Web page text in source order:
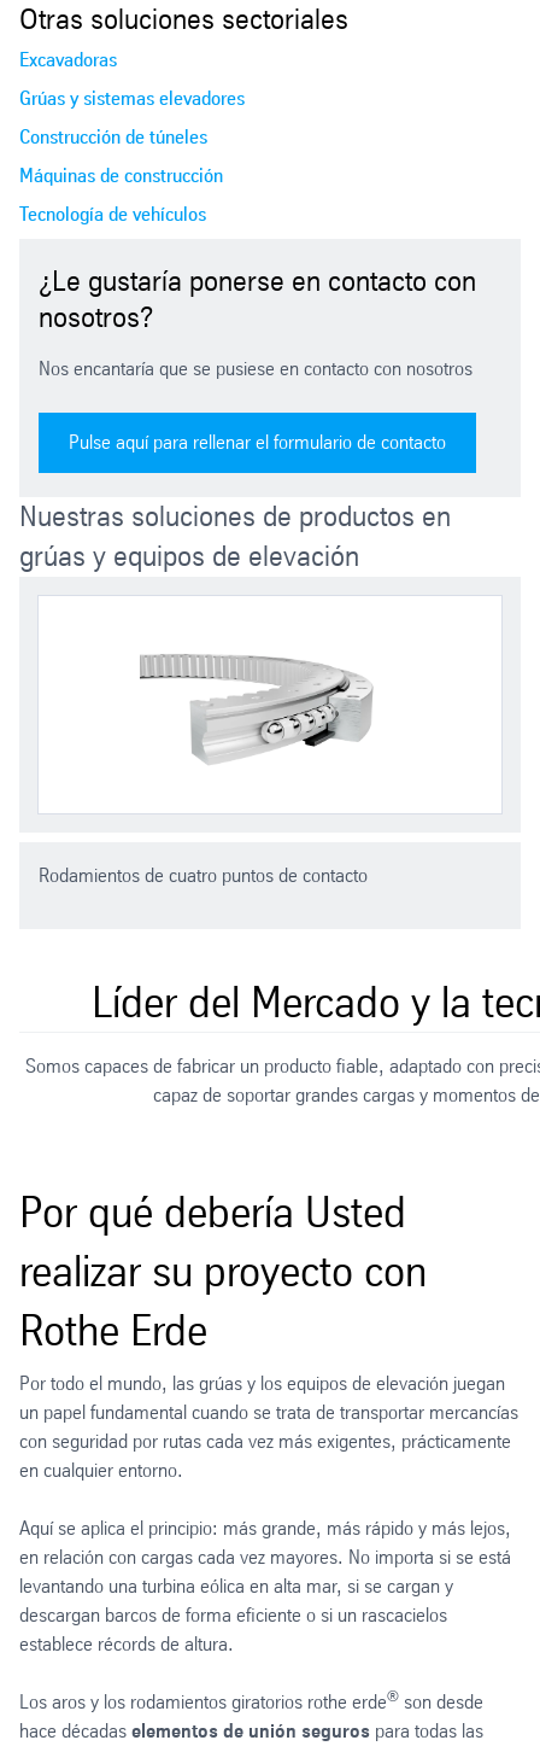
Otras soluciones sectoriales
Excavadoras
Grúas y sistemas elevadores
Construcción de túneles
Máquinas de construcción
Tecnología de vehículos
¿Le gustaría ponerse en contacto con
nosotros?
Nos encantaría que se pusiese en contacto con nosotros
Pulse aquí para rellenar el formulario de contacto
Nuestras soluciones de productos en
grúas y equipos de elevación
Rodamientos de cuatro puntos de contacto
Líder del Mercado y la
Somos capaces de fabricar un producto fiable, adaptado con
capaz de soportar grandes cargas y momentos
Por qué debería Usted
realizar su proyecto con
Rothe Erde
Por todo el mundo, las grúas y los equipos de elevación juegan
un papel fundamental cuando se trata de transportar mercancías
con seguridad por rutas cada vez más exigentes, prácticamente
en cualquier entorno.
Aquí se aplica el principio: más grande, más rápido y más lejos,
en relación con cargas cada vez mayores. No importa si se está
levantando una turbina eólica en alta mar, si se cargan y
descargan barcos de forma eficiente o si un rascacielos
establece récords de altura.
Los aros y los rodamientos giratorios rothe erde® son desde
hace décadas elementos de unión seguros para todas las